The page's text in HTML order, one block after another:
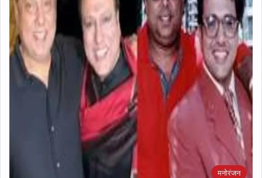
मनोरंजन